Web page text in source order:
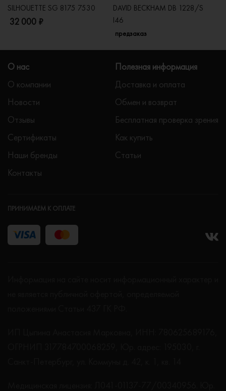
SILHOUETTE SG 8175 7530
32 000 ₽
DAVID BECKHAM DB 1228/S
I46
предзаказ
О нас
О компании
Новости
Отзывы
Сертификаты
Наши бренды
Контакты
Полезная информация
Доставка и оплата
Обмен и возврат
Бесплатная проверка зрения
Как купить
Статьи
ПРИНИМАЕМ К ОПЛАТЕ